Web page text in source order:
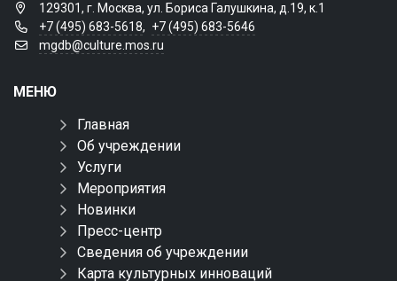
129301, г. Москва, ул. Бориса Галушкина, д.19, к.1
+7 (495) 683-5618, +7 (495) 683-5646
mgdb@culture.mos.ru
МЕНЮ
Главная
Об учреждении
Услуги
Мероприятия
Новинки
Пресс-центр
Сведения об учреждении
Карта культурных инноваций